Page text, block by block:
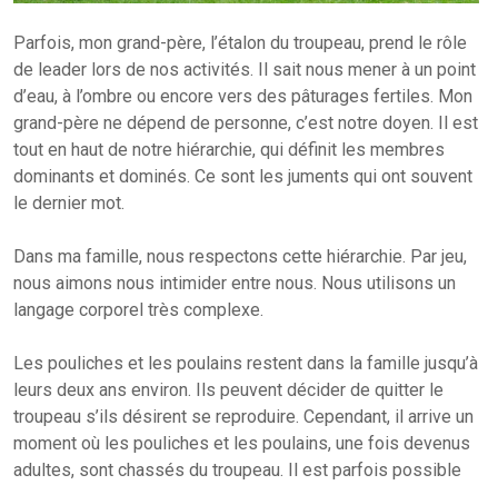
Parfois, mon grand-père, l’étalon du troupeau, prend le rôle
de leader lors de nos activités. Il sait nous mener à un point
d’eau, à l’ombre ou encore vers des pâturages fertiles. Mon
grand-père ne dépend de personne, c’est notre doyen. Il est
tout en haut de notre hiérarchie, qui définit les membres
dominants et dominés. Ce sont les juments qui ont souvent
le dernier mot.
Dans ma famille, nous respectons cette hiérarchie. Par jeu,
nous aimons nous intimider entre nous. Nous utilisons un
langage corporel très complexe.
Les pouliches et les poulains restent dans la famille jusqu’à
leurs deux ans environ. Ils peuvent décider de quitter le
troupeau s’ils désirent se reproduire. Cependant, il arrive un
moment où les pouliches et les poulains, une fois devenus
adultes, sont chassés du troupeau. Il est parfois possible